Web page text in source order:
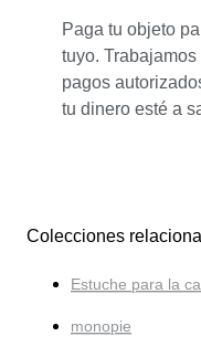
Paga tu objeto
tuyo.
pagos
tu dinero esté a
Colecciones
Estuche para la
monopie